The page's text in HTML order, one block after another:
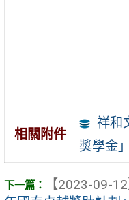
相關附件
祥和
獎學金」
【2023-09-12